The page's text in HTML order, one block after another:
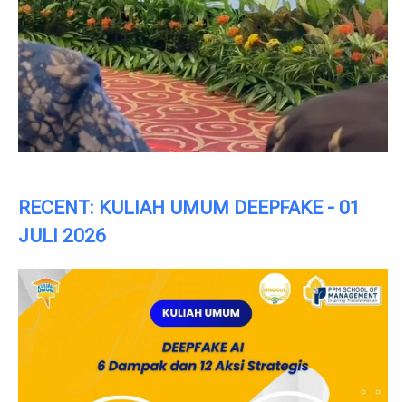
RECENT: KULIAH UMUM DEEPFAKE - 01
JULI 2026